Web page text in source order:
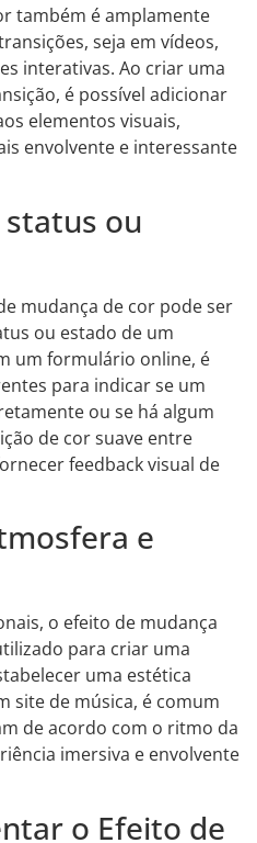
também é amplamente
seja em vídeos,
interativas. Ao criar uma
é possível adicionar
elementos visuais,
envolvente e interessante
status ou
mudança de cor pode ser
ou estado de um
um formulário online, é
para indicar se um
ou se há algum
de cor suave entre
feedback visual de
e
o efeito de mudança
para criar uma
uma estética
site de música, é comum
de acordo com o ritmo da
imersiva e envolvente
o Efeito de